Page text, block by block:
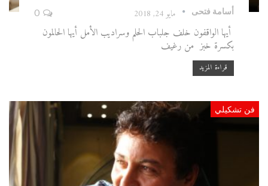
أسامة فتحى مايو 24, 2018 0
أيها الواقفون خلف جلباب الحلم وسراديب الأمل أيها الحالمون
بكسرة خبز من رغيف
قراءة المزيد
فن تشكيلي